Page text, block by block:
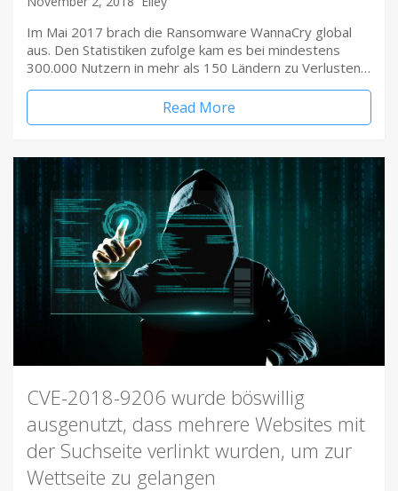
Im Mai 2017 brach die Ransomware WannaCry global
aus. Den Statistiken zufolge kam es bei mindestens
300.000 Nutzern in mehr als 150 Ländern zu Verlusten…
Read More
CVE-2018-9206 wurde böswillig
ausgenutzt, dass mehrere Websites mit
der Suchseite verlinkt wurden, um zur
Wettseite zu gelangen